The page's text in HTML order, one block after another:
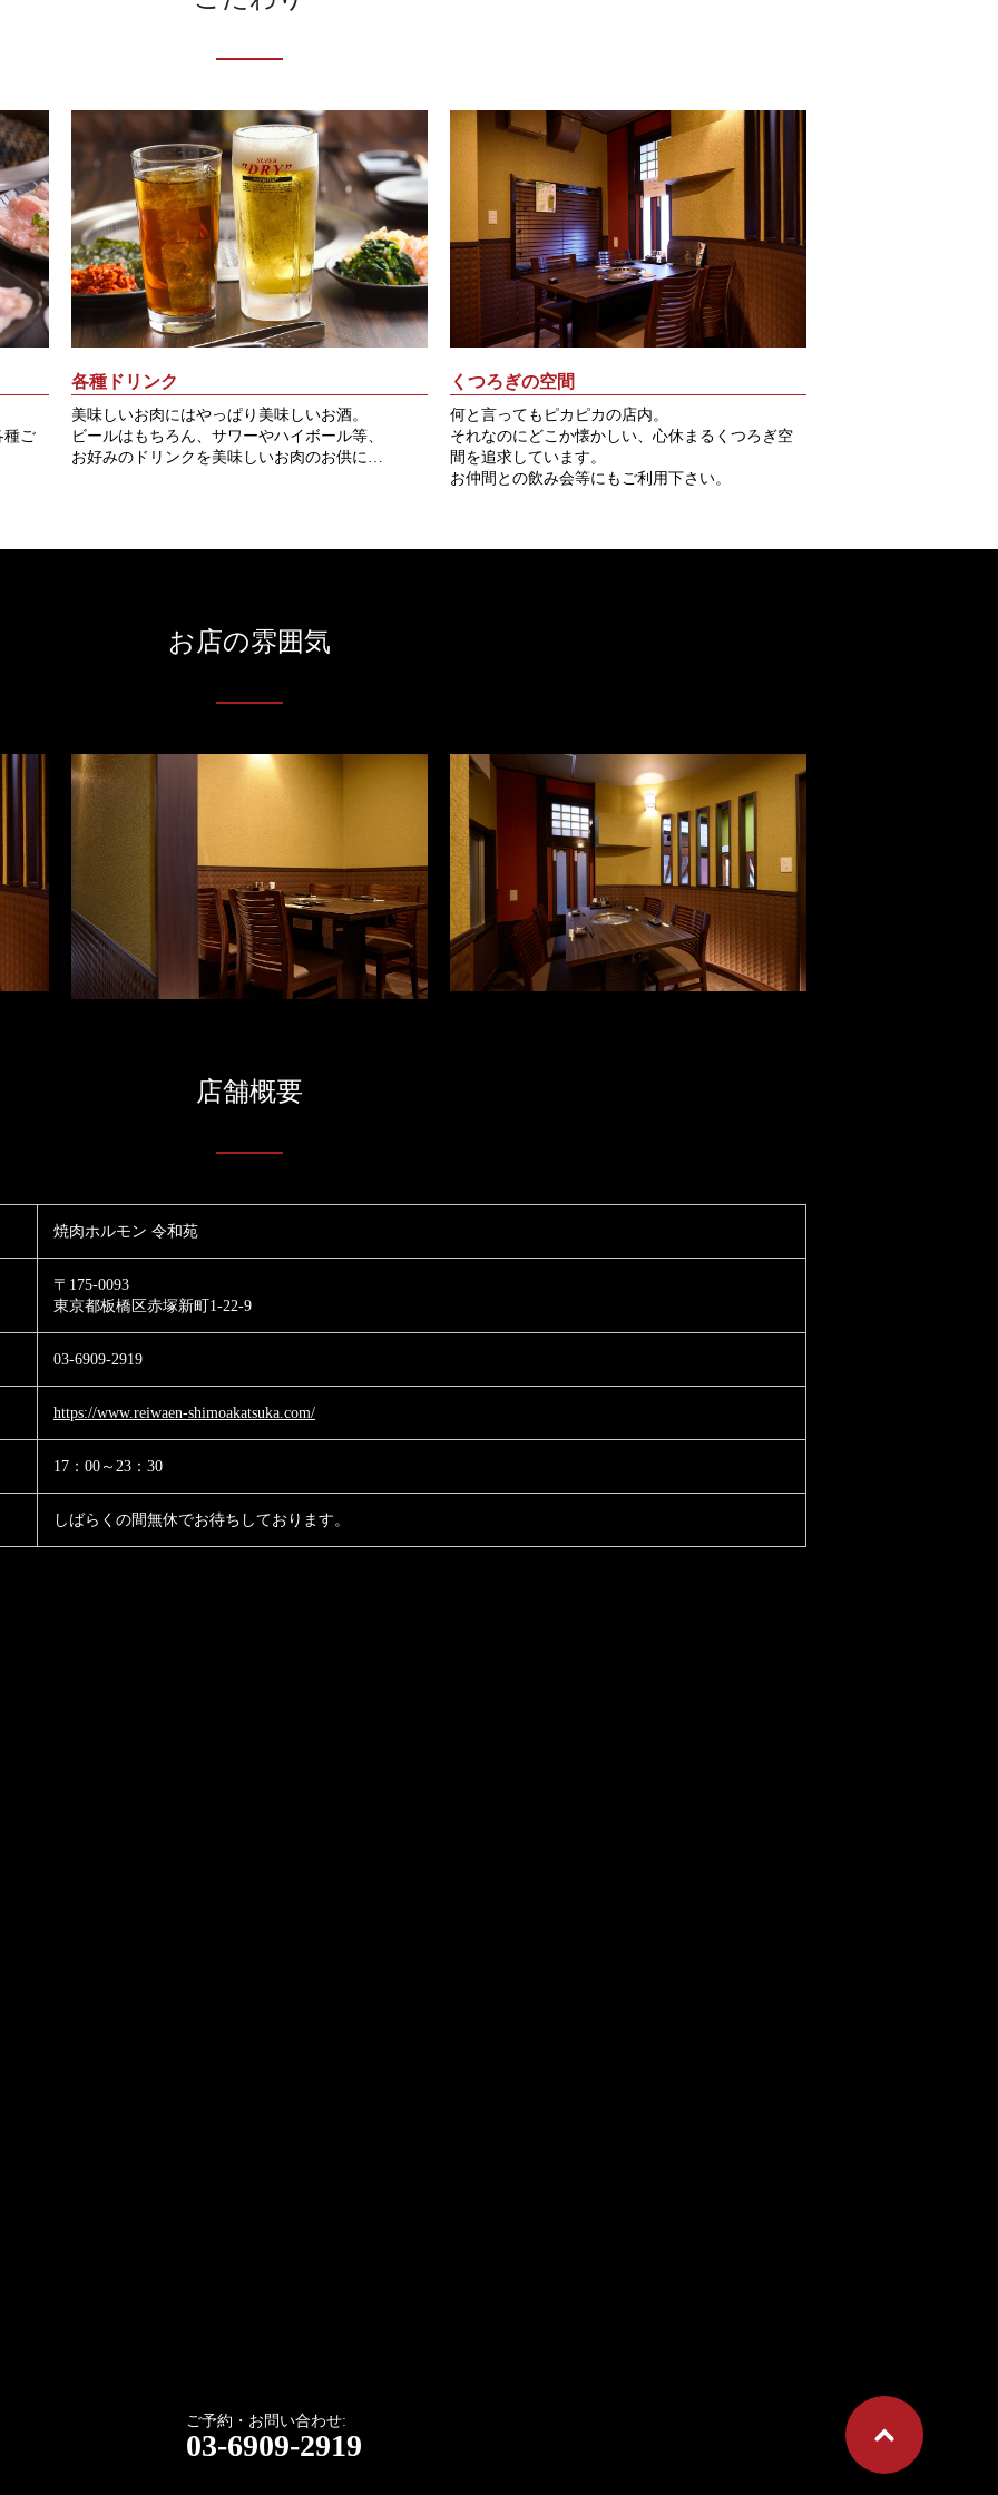
種ご
各種ドリンク
美味しいお肉にはやっぱり美味しいお酒。
ビールはもちろん、サワーやハイボール等、
お好みのドリンクを美味しいお肉のお供に…
くつろぎの空間
何と言ってもピカピカの店内。
それなのにどこか懐かしい、心休まるくつろぎ空
間を追求しています。
お仲間との飲み会等にもご利用下さい。
お店の雰囲気
店舗概要
焼肉ホルモン 令和苑
〒175-0093
東京都板橋区赤塚新町1-22-9
03-6909-2919
https://www.reiwaen-shimoakatsuka.com/
17：00～23：30
しばらくの間無休でお待ちしております。
ご予約・お問い合わせ:
03-6909-2919